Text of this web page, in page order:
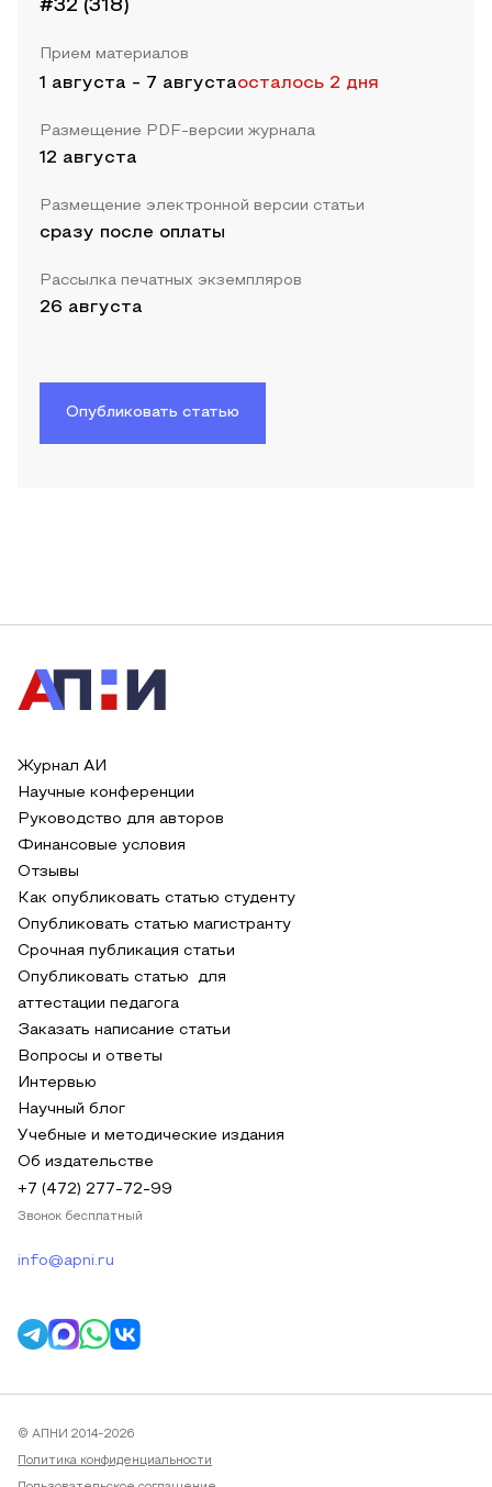
#32 (318)
Прием материалов
1 августа - 7 августаосталось 2 дня
Размещение PDF-версии журнала
12 августа
Размещение электронной версии статьи
сразу после оплаты
Рассылка печатных экземпляров
26 августа
Опубликовать статью
Журнал АИ
Научные конференции
Руководство для авторов
Финансовые условия
Отзывы
Как опубликовать статью студенту
Опубликовать статью магистранту
Срочная публикация статьи
Опубликовать статью для
аттестации педагога
Заказать написание статьи
Вопросы и ответы
Интервью
Научный блог
Учебные и методические издания
Об издательстве
+7 (472) 277-72-99
Звонок бесплатный
info@apni.ru
© АПНИ 2014-2026
Политика конфиденциальности